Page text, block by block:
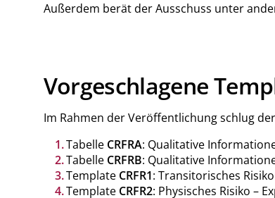
Außerdem berät der Ausschuss unter
Vorgeschlagene
Im Rahmen der Veröffentlichung schlug
Tabelle CRFRA: Qualitative
Tabelle CRFRB: Qualitative
Template CRFR1: Transitorisches
Template CRFR2: Physisches Risiko –